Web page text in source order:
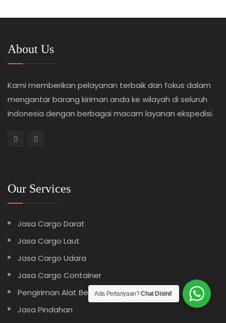
About Us
Kami memberikan pelayanan terbaik dan fokus dalam
mengantar barang kiriman anda ke wilayah di seluruh
Indonesia dengan berbagai macam layanan ekspedisi.
Our Services
Jasa Cargo Darat
Jasa Cargo Laut
Jasa Cargo Udara
Jasa Cargo Container
Pengiriman Alat Berat
Jasa Pindahan
Ada Pertanyaan?Chat Disini!